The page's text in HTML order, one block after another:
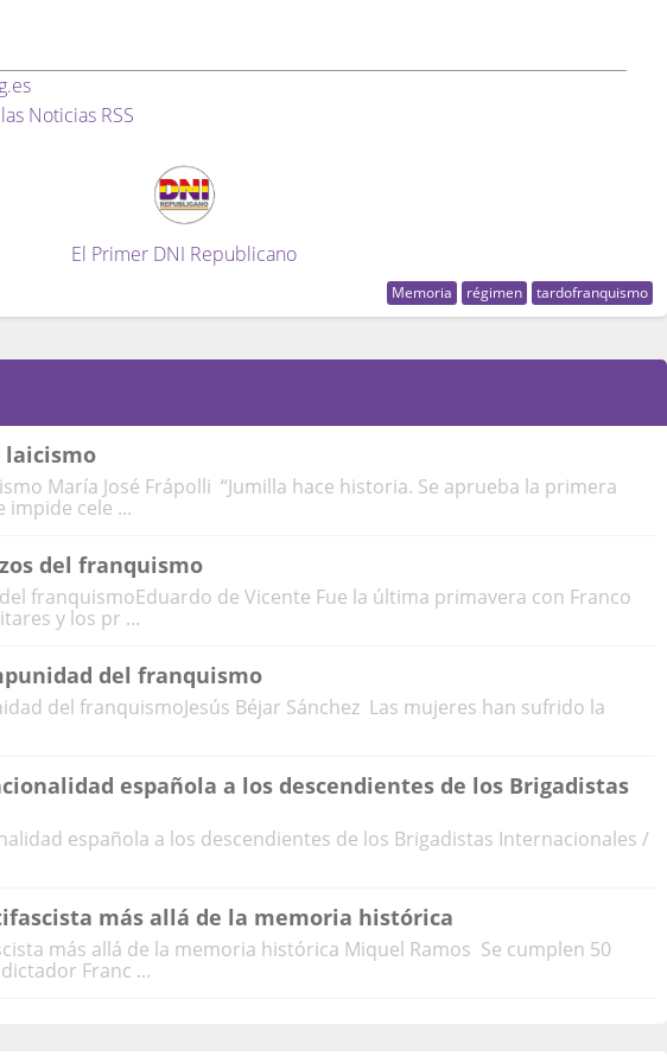
Noticias RSS
El Primer DNI Republicano
Memoria régimen tardofranquismo
laicismo
María José Frápolli “Jumilla hace historia. Se aprueba la primera
impide cele ...
del franquismo
franquismoEduardo de Vicente Fue la última primavera con Franco
y los pr ...
del franquismo
del franquismoJesús Béjar Sánchez Las mujeres han sufrido la
española a los descendientes de los Brigadistas
española a los descendientes de los Brigadistas Internacionales /
más allá de la memoria histórica
más allá de la memoria histórica Miquel Ramos Se cumplen 50
Franc ...